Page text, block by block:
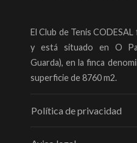
El Club de Tenis
y está situado en O
Guarda), en la finca
superficie de 8760 m2.
Política de privacidad